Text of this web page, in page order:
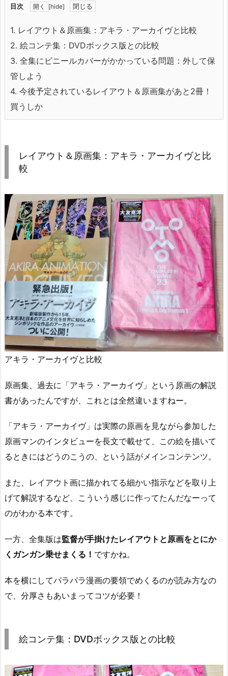
目次 [hide]
1. レイアウト＆原画集：アキラ・アーカイヴと比較
2. 絵コンテ集：DVDボックス版との比較
3. 全集にビニールカバーがかかっている問題：外して保
管しよう
4. 今後予定されているレイアウト＆原画集があと2冊！
買うしか
レイアウト＆原画集：アキラ・アーカイヴと比
較
アキラ・アーカイヴと比較
原画集、過去に「アキラ・アーカイヴ」という原画の解説
書があったんですが、これとは全然違いますねー。
「アキラ・アーカイヴ」は実際の原画を見ながら参加した
原画マンのインタビューを長文で載せて、この絵を描いて
るときにはどうのこうの、という話がメインコンテンツ。
また、レイアウト画に描かれてる細かい指示などを取り上
げて解説するなど、こういう感じに作ってたんだなーって
のがわかる本です。
一方、全集版は監督が手掛けたレイアウトと原画をとにか
くガンガン乗せまくる！ ですかね。
本を横にしてパラパラ漫画の要領でめくるのが読み方なの
で、分厚さもあいまってコツが必要！
絵コンテ集：DVDボックス版との比較